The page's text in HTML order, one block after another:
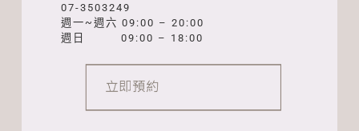
07-3503249
週一~週六 09:00 – 20:00
週日 09:00 – 18:00